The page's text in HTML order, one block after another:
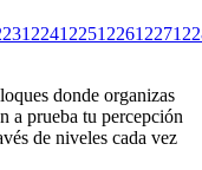
1224122512261227
donde organizas
a prueba tu percepción
de niveles cada vez